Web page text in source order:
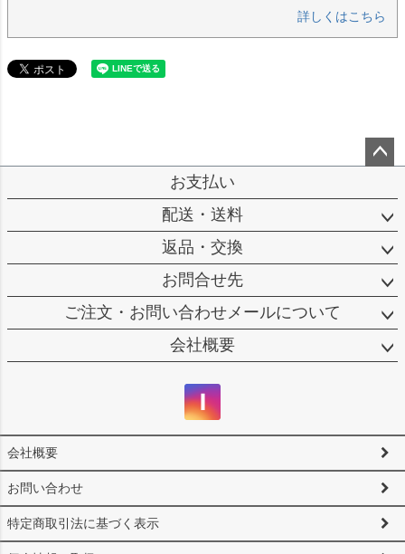
詳しくはこちら
ジト
ップ
へ
お支払い
配送・送料
返品・交換
お問合せ先
ご注文・お問い合わせメールについて
会社概要
会社概要
お問い合わせ
特定商取引法に基づく表示